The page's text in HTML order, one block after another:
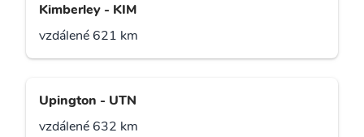
Kimberley - KIM
vzdálené 621 km
Upington - UTN
vzdálené 632 km